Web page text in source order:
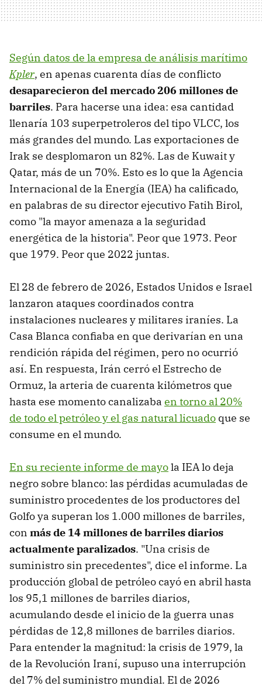
Según datos de la empresa de análisis marítimo
Kpler, en apenas cuarenta días de conflicto
desaparecieron del mercado 206 millones de
barriles. Para hacerse una idea: esa cantidad
llenaría 103 superpetroleros del tipo VLCC, los
más grandes del mundo. Las exportaciones de
Irak se desplomaron un 82%. Las de Kuwait y
Qatar, más de un 70%. Esto es lo que la Agencia
Internacional de la Energía (IEA) ha calificado,
en palabras de su director ejecutivo Fatih Birol,
como "la mayor amenaza a la seguridad
energética de la historia". Peor que 1973. Peor
que 1979. Peor que 2022 juntas.
El 28 de febrero de 2026, Estados Unidos e Israel
lanzaron ataques coordinados contra
instalaciones nucleares y militares iraníes. La
Casa Blanca confiaba en que derivarían en una
rendición rápida del régimen, pero no ocurrió
así. En respuesta, Irán cerró el Estrecho de
Ormuz, la arteria de cuarenta kilómetros que
hasta ese momento canalizaba en torno al 20%
de todo el petróleo y el gas natural licuado que se
consume en el mundo.
En su reciente informe de mayola IEA lo deja
negro sobre blanco: las pérdidas acumuladas de
suministro procedentes de los productores del
Golfo ya superan los 1.000 millones de barriles,
con más de 14 millones de barriles diarios
actualmente paralizados. "Una crisis de
suministro sin precedentes", dice el informe. La
producción global de petróleo cayó en abril hasta
los 95,1 millones de barriles diarios,
acumulando desde el inicio de la guerra unas
pérdidas de 12,8 millones de barriles diarios.
Para entender la magnitud: la crisis de 1979, la
de la Revolución Iraní, supuso una interrupción
del 7% del suministro mundial. El de 2026